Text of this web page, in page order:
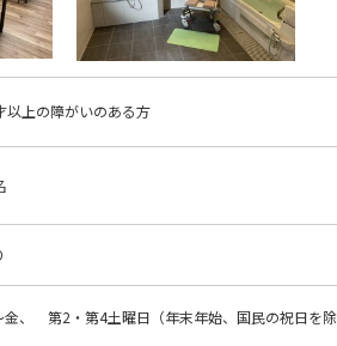
以上の障がいのある方
金、 第2・第4土曜日（年末年始、国民の祝日を